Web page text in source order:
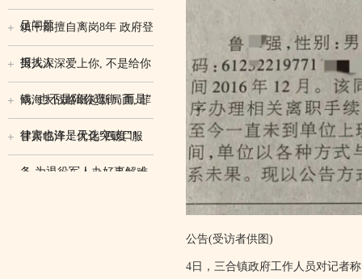
足问题
镇干部擅自离岗8年 政府登
报找人
男人深深爱上你, 不是给你
钱, 也不是陪你逛街, 而是“
南海大战略崛起新局面, 菲
律宾也许是天选突破口!
甘肃临泽：优化“四度”服
务 为退役军人办好事解难
公告(受访者供图)
4日，三合镇政府工作人员对记者